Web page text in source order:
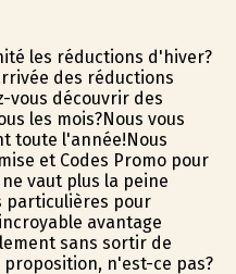
les réductions d'hiver?
des réductions
vous découvrir des
les mois?Nous vous
toute l'année!Nous
et Codes Promo pour
vaut plus la peine
particulières pour
avantage
sans sortir de
n'est-ce pas?